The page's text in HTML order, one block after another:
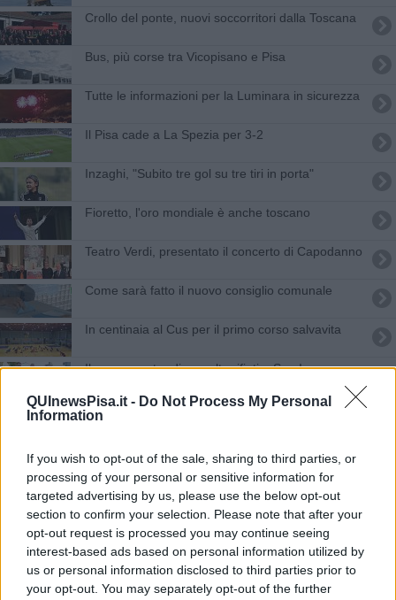
QUInewsPisa.it - Do Not Process My Personal
Information
If you wish to opt-out of the sale, sharing to third parties, or
processing of your personal or sensitive information for
targeted advertising by us, please use the below opt-out
section to confirm your selection. Please note that after your
opt-out request is processed you may continue seeing
interest-based ads based on personal information utilized by
us or personal information disclosed to third parties prior to
your opt-out. You may separately opt-out of the further
Crollo del ponte, nuovi soccorritori dalla Toscana
Bus, più corse tra Vicopisano e Pisa
Tutte le informazioni per la Luminara in sicurezza
Il Pisa cade a La Spezia per 3-2
Inzaghi, "Subito tre gol su tre tiri in porta"
Fioretto, l'oro mondiale è anche toscano
Teatro Verdi, presentato il concerto di Capodanno
Come sarà fatto il nuovo consiglio comunale
In centinaia al Cus per il primo corso salvavita
Il nuovo centro di raccolta rifiuti a San Iacopo
Un team di mentori per gli studenti rifugiati
Luminara in sicurezza, tutte le misure
Lavori finiti, ecco la nuova piazza della Stazione
Porta a Mare, quartiere della street art